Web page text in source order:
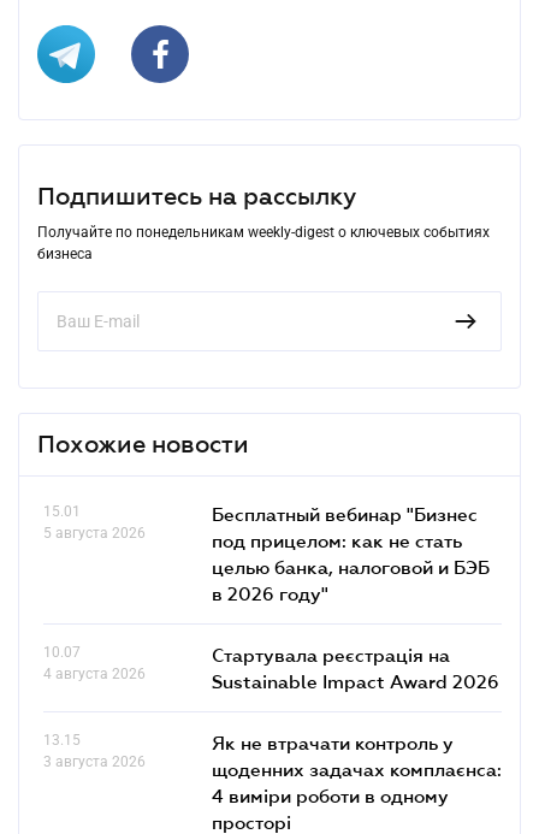
Подпишитесь на рассылку
Получайте по понедельникам weekly-digest о ключевых событиях
бизнеса
Похожие новости
15.01
5 августа 2026
Бесплатный вебинар "Бизнес
под прицелом: как не стать
целью банка, налоговой и БЭБ
в 2026 году"
10.07
4 августа 2026
Стартувала реєстрація на
Sustainable Impact Award 2026
13.15
3 августа 2026
Як не втрачати контроль у
щоденних задачах комплаєнса:
4 виміри роботи в одному
просторі